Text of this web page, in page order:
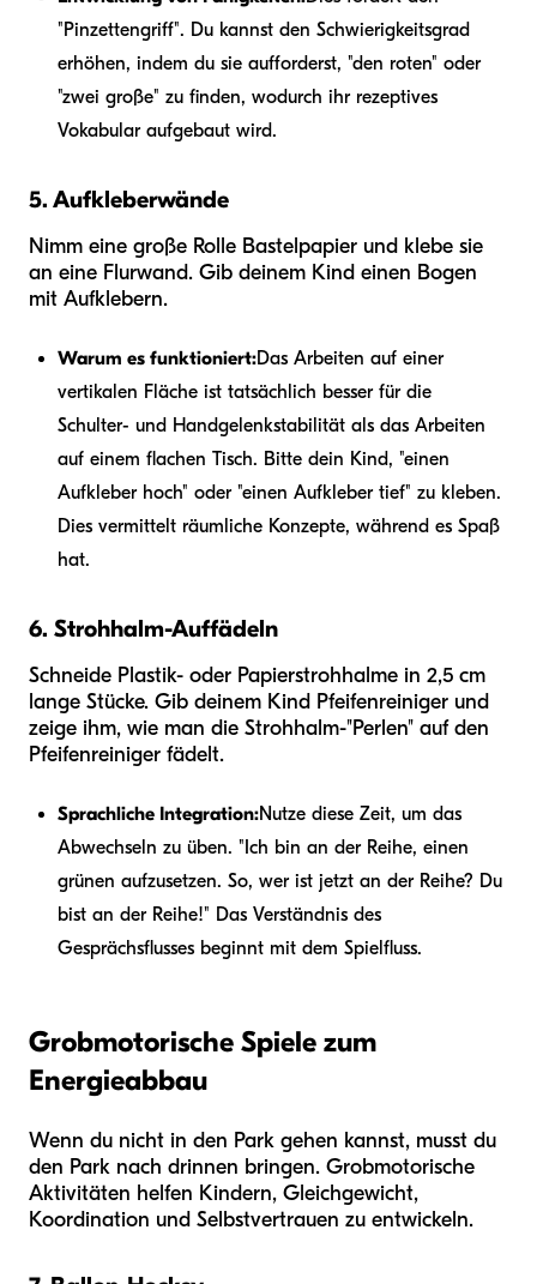
"Pinzettengriff". Du kannst den Schwierigkeitsgrad
erhöhen, indem du sie aufforderst, "den roten" oder
"zwei große" zu finden, wodurch ihr rezeptives
Vokabular aufgebaut wird.
5. Aufkleberwände
Nimm eine große Rolle Bastelpapier und klebe sie
an eine Flurwand. Gib deinem Kind einen Bogen
mit Aufklebern.
Warum es funktioniert:Das Arbeiten auf einer
vertikalen Fläche ist tatsächlich besser für die
Schulter- und Handgelenkstabilität als das Arbeiten
auf einem flachen Tisch. Bitte dein Kind, "einen
Aufkleber hoch" oder "einen Aufkleber tief" zu kleben.
Dies vermittelt räumliche Konzepte, während es Spaß
hat.
6. Strohhalm-Auffädeln
Schneide Plastik- oder Papierstrohhalme in 2,5 cm
lange Stücke. Gib deinem Kind Pfeifenreiniger und
zeige ihm, wie man die Strohhalm-"Perlen" auf den
Pfeifenreiniger fädelt.
Sprachliche Integration:Nutze diese Zeit, um das
Abwechseln zu üben. "Ich bin an der Reihe, einen
grünen aufzusetzen. So, wer ist jetzt an der Reihe? Du
bist an der Reihe!" Das Verständnis des
Gesprächsflusses beginnt mit dem Spielfluss.
Grobmotorische Spiele zum
Energieabbau
Wenn du nicht in den Park gehen kannst, musst du
den Park nach drinnen bringen. Grobmotorische
Aktivitäten helfen Kindern, Gleichgewicht,
Koordination und Selbstvertrauen zu entwickeln.